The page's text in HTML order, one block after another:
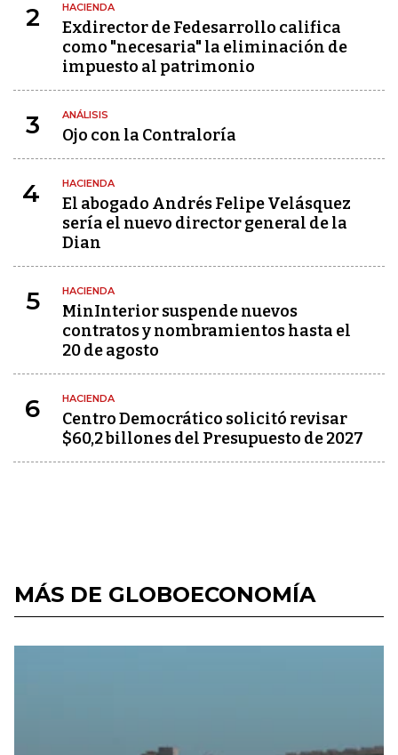
2 HACIENDA
Exdirector de Fedesarrollo califica
como "necesaria" la eliminación de
impuesto al patrimonio
3 ANÁLISIS
Ojo con la Contraloría
4 HACIENDA
El abogado Andrés Felipe Velásquez
sería el nuevo director general de la
Dian
5 HACIENDA
MinInterior suspende nuevos
contratos y nombramientos hasta el
20 de agosto
6 HACIENDA
Centro Democrático solicitó revisar
$60,2 billones del Presupuesto de 2027
MÁS DE GLOBOECONOMÍA